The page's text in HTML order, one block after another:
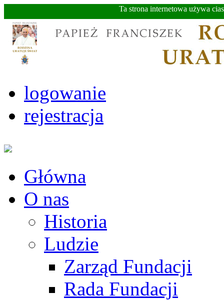
Ta strona internetowa używa
logowanie
rejestracja
Główna
O nas
Historia
Ludzie
Zarząd Fundacji
Rada Fundacji